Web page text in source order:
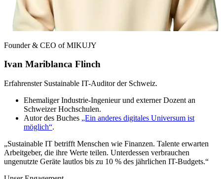
Founder & CEO of MIKUJY
Ivan Mariblanca Flinch
Erfahrenster Sustainable IT-Auditor der Schweiz.
Ehemaliger Industrie-Ingenieur und externer Dozent an
Schweizer Hochschulen.
Autor des Buches „Ein anderes digitales Universum ist
möglich“.
„Sustainable IT betrifft Menschen wie Finanzen. Talente erwarten
Arbeitgeber, die ihre Werte teilen. Unterdessen verbrauchen
ungenutzte Geräte lautlos bis zu 10 % des jährlichen IT-Budgets.“